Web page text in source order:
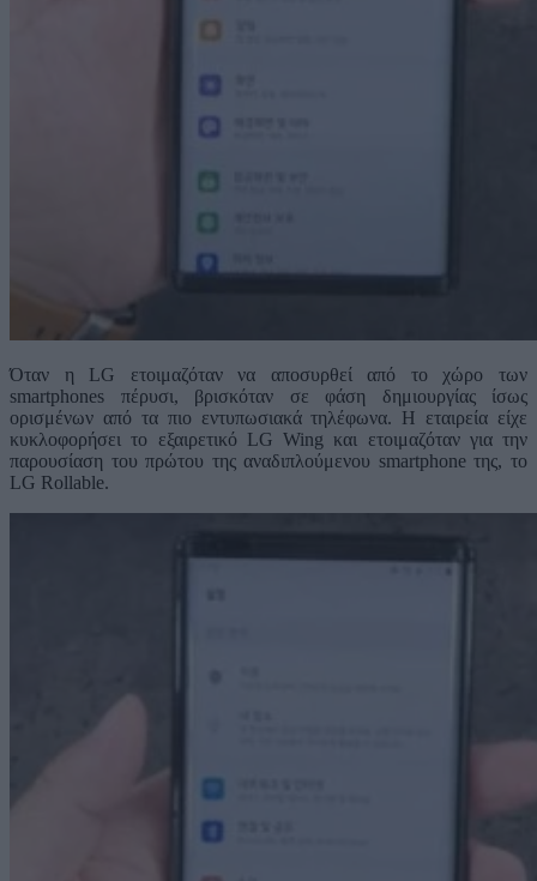
Όταν η LG ετοιμαζόταν να αποσυρθεί από το χώρο των
smartphones πέρυσι, βρισκόταν σε φάση δημιουργίας ίσως
ορισμένων από τα πιο εντυπωσιακά τηλέφωνα. Η εταιρεία είχε
κυκλοφορήσει το εξαιρετικό LG Wing και ετοιμαζόταν για την
παρουσίαση του πρώτου της αναδιπλούμενου smartphone της, το
LG Rollable.